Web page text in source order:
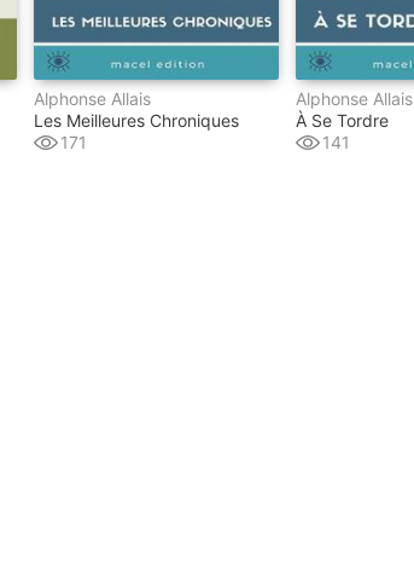
Alphonse Allais
Les Meilleures Chroniques
171
Alphonse Allais
À Se Tordre
141